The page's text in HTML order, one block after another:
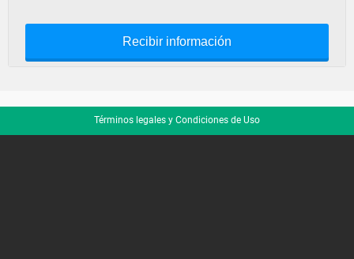
Recibir información
Términos legales y Condiciones de Uso